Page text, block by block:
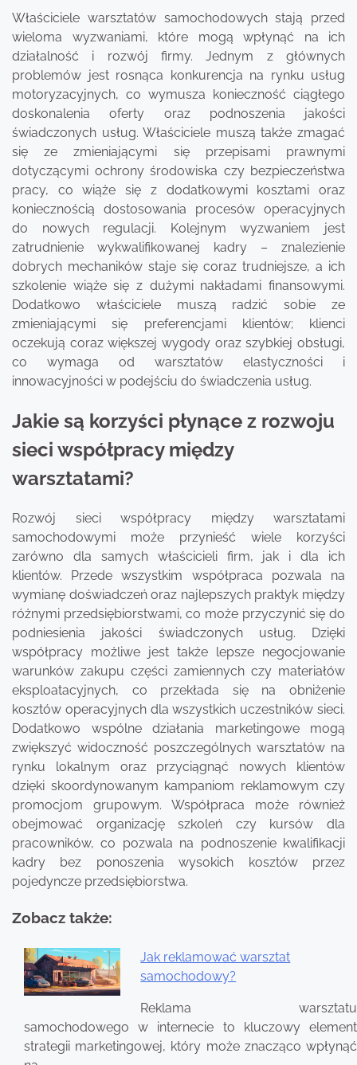
Właściciele warsztatów samochodowych stają przed
wieloma wyzwaniami, które mogą wpłynąć na ich
działalność i rozwój firmy. Jednym z głównych
problemów jest rosnąca konkurencja na rynku usług
motoryzacyjnych, co wymusza konieczność ciągłego
doskonalenia oferty oraz podnoszenia jakości
świadczonych usług. Właściciele muszą także zmagać
się ze zmieniającymi się przepisami prawnymi
dotyczącymi ochrony środowiska czy bezpieczeństwa
pracy, co wiąże się z dodatkowymi kosztami oraz
koniecznością dostosowania procesów operacyjnych
do nowych regulacji. Kolejnym wyzwaniem jest
zatrudnienie wykwalifikowanej kadry – znalezienie
dobrych mechaników staje się coraz trudniejsze, a ich
szkolenie wiąże się z dużymi nakładami finansowymi.
Dodatkowo właściciele muszą radzić sobie ze
zmieniającymi się preferencjami klientów; klienci
oczekują coraz większej wygody oraz szybkiej obsługi,
co wymaga od warsztatów elastyczności i
innowacyjności w podejściu do świadczenia usług.
Jakie są korzyści płynące z rozwoju
sieci współpracy między
warsztatami?
Rozwój sieci współpracy między warsztatami
samochodowymi może przynieść wiele korzyści
zarówno dla samych właścicieli firm, jak i dla ich
klientów. Przede wszystkim współpraca pozwala na
wymianę doświadczeń oraz najlepszych praktyk między
różnymi przedsiębiorstwami, co może przyczynić się do
podniesienia jakości świadczonych usług. Dzięki
współpracy możliwe jest także lepsze negocjowanie
warunków zakupu części zamiennych czy materiałów
eksploatacyjnych, co przekłada się na obniżenie
kosztów operacyjnych dla wszystkich uczestników sieci.
Dodatkowo wspólne działania marketingowe mogą
zwiększyć widoczność poszczególnych warsztatów na
rynku lokalnym oraz przyciągnąć nowych klientów
dzięki skoordynowanym kampaniom reklamowym czy
promocjom grupowym. Współpraca może również
obejmować organizację szkoleń czy kursów dla
pracowników, co pozwala na podnoszenie kwalifikacji
kadry bez ponoszenia wysokich kosztów przez
pojedyncze przedsiębiorstwa.
Zobacz także:
Jak reklamować warsztat
samochodowy?
Reklama warsztatu
samochodowego w internecie to kluczowy element
strategii marketingowej, który może znacząco wpłynąć
Nawigacja